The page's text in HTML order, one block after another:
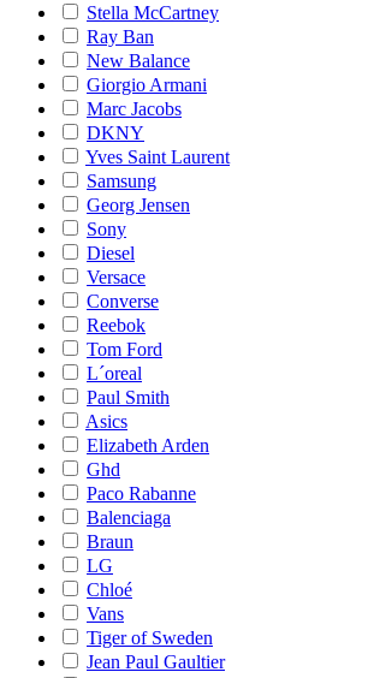
Stella McCartney
Ray Ban
New Balance
Giorgio Armani
Marc Jacobs
DKNY
Yves Saint Laurent
Samsung
Georg Jensen
Sony
Diesel
Versace
Converse
Reebok
Tom Ford
L´oreal
Paul Smith
Asics
Elizabeth Arden
Ghd
Paco Rabanne
Balenciaga
Braun
LG
Chloé
Vans
Tiger of Sweden
Jean Paul Gaultier